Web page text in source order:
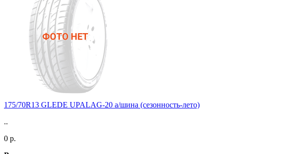
175/70R13 GLEDE UPALAG-20 а/шина (сезонность-лето)
..
0 р.